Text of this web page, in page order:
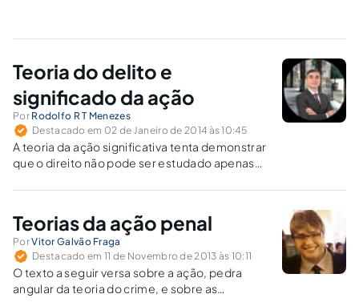
Teoria do delito e
significado da ação
Por Rodolfo R T Menezes
Destacado em 02 de Janeiro de 2014 às 10:45
A teoria da ação significativa tenta demonstrar
que o direito não pode ser estudado apenas
criminal. Ele deve andar pari passo, através de
prática.
Teorias da ação penal
PorVitor Galvão Fraga
Destacado em 11 de Novembro de 2013 às 10:11
O texto a seguir versa sobre a ação, pedra
angular da teoria do crime, e sobre as